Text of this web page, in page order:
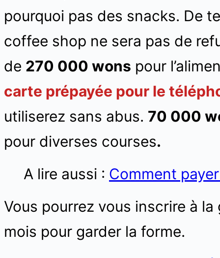
pourquoi pas des snacks. De
coffee shop ne sera pas de
de 270 000 wons pour
carte prépayée pour le
utiliserez sans abus. 70 000
pour diverses courses.
A lire aussi : Comment
Vous pourrez vous inscrire à la
mois pour garder la forme.